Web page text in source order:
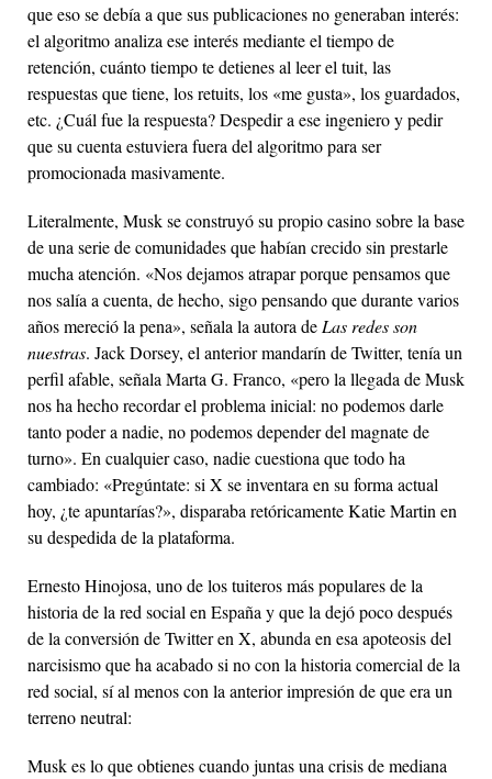
que eso se debía a que sus publicaciones no generaban interés:
el algoritmo analiza ese interés mediante el tiempo de
retención, cuánto tiempo te detienes al leer el tuit, las
respuestas que tiene, los retuits, los «me gusta», los guardados,
etc. ¿Cuál fue la respuesta? Despedir a ese ingeniero y pedir
que su cuenta estuviera fuera del algoritmo para ser
promocionada masivamente.
Literalmente, Musk se construyó su propio casino sobre la base
de una serie de comunidades que habían crecido sin prestarle
mucha atención. «Nos dejamos atrapar porque pensamos que
nos salía a cuenta, de hecho, sigo pensando que durante varios
años mereció la pena», señala la autora de Las redes son
nuestras. Jack Dorsey, el anterior mandarín de Twitter, tenía un
perfil afable, señala Marta G. Franco, «pero la llegada de Musk
nos ha hecho recordar el problema inicial: no podemos darle
tanto poder a nadie, no podemos depender del magnate de
turno». En cualquier caso, nadie cuestiona que todo ha
cambiado: «Pregúntate: si X se inventara en su forma actual
hoy, ¿te apuntarías?», disparaba retóricamente Katie Martin en
su despedida de la plataforma.
Ernesto Hinojosa, uno de los tuiteros más populares de la
historia de la red social en España y que la dejó poco después
de la conversión de Twitter en X, abunda en esa apoteosis del
narcisismo que ha acabado si no con la historia comercial de la
red social, sí al menos con la anterior impresión de que era un
terreno neutral:
Musk es lo que obtienes cuando juntas una crisis de mediana